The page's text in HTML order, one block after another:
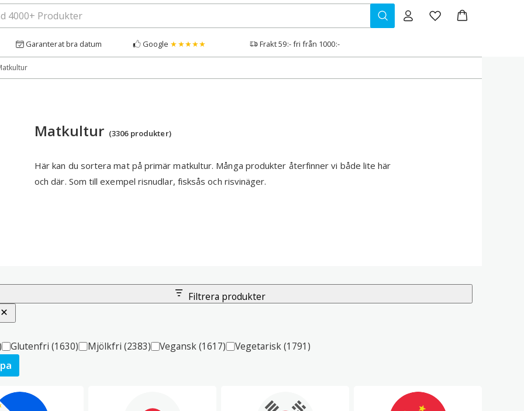
Garanterat bra datum Google ★★★★★ Frakt 59:- fri från 1000:-
Matkultur (3306 produkter)
Här kan du sortera mat på primär matkultur. Många produkter återfinner vi både lite här
och där. Som till exempel risnudlar, fisksås och risvinäger.
Filtrera produkter
Glutenfri(1630) Mjölkfri (2383) Vegansk(1617) Vegetarisk(1791)